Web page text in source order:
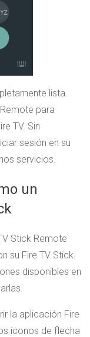
lista.
para
TV. Sin
sesión en su
servicios.
un
Stick Remote
su Fire TV Stick.
disponibles en
la aplicación Fire
íconos de flecha